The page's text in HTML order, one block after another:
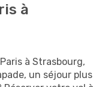
à
à Strasbourg,
un séjour plus